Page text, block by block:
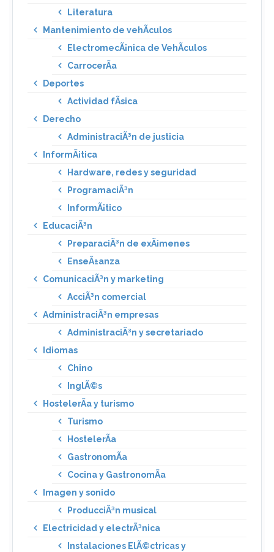
Literatura
Mantenimiento de vehÃ­culos
ElectromecÃ¡nica de VehÃ­culos
CarrocerÃ­a
Deportes
Actividad fÃ­sica
Derecho
AdministraciÃ³n de justicia
InformÃ¡tica
Hardware, redes y seguridad
ProgramaciÃ³n
InformÃ¡tico
EducaciÃ³n
PreparaciÃ³n de exÃ¡menes
EnseÃ±anza
ComunicaciÃ³n y marketing
AcciÃ³n comercial
AdministraciÃ³n empresas
AdministraciÃ³n y secretariado
Idiomas
Chino
InglÃ©s
HostelerÃ­a y turismo
Turismo
HostelerÃ­a
GastronomÃ­a
Cocina y GastronomÃ­a
Imagen y sonido
ProducciÃ³n musical
Electricidad y electrÃ³nica
Instalaciones ElÃ©ctricas y